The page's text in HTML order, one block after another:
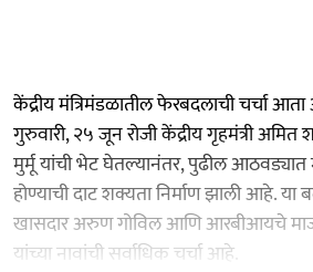
केंद्रीय मंत्रिमंडळातील फेरबदलाची चर्चा
गुरुवारी, २५ जून रोजी केंद्रीय गृहमंत्री अमित शाह
मुर्मू यांची भेट घेतल्यानंतर, पुढील आठवड्यात
होण्याची दाट शक्यता निर्माण झाली आहे.
खासदार अरुण गोविल आणि आरबीआयचे
यांच्या नावांची सर्वाधिक चर्चा आहे.